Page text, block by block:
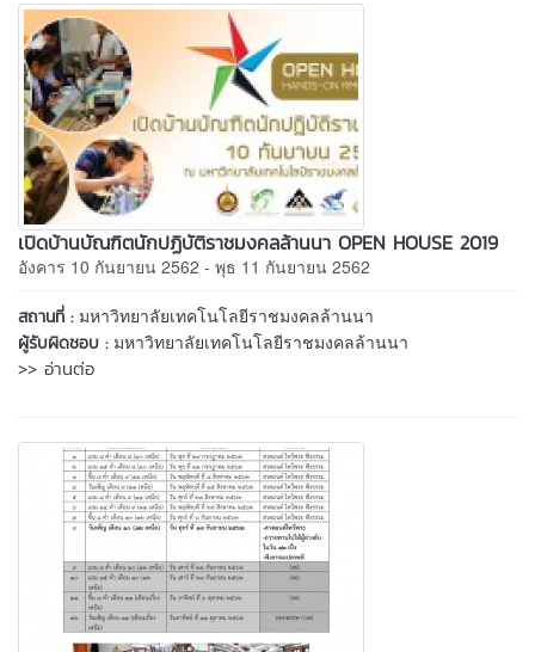
เปิดบ้านบัณฑิตนักปฏิบัติราชมงคลล้านนา OPEN HOUSE 2019
อังคาร 10 กันยายน 2562 - พุธ 11 กันยายน 2562
สถานที่ : มหาวิทยาลัยเทคโนโลยีราชมงคลล้านนา
ผู้รับผิดชอบ : มหาวิทยาลัยเทคโนโลยีราชมงคลล้านนา
>> อ่านต่อ